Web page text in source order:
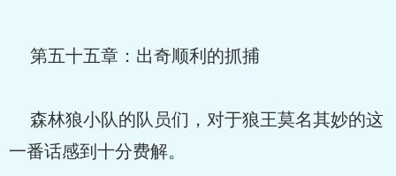
第五十五章：出奇顺利的抓捕
森林狼小队的队员们，对于狼王莫名其妙的这
一番话感到十分费解。